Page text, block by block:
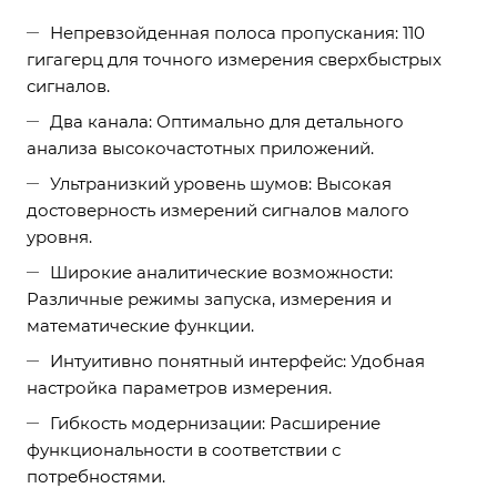
Непревзойденная полоса пропускания: 110
гигагерц для точного измерения сверхбыстрых
сигналов.
Два канала: Оптимально для детального
анализа высокочастотных приложений.
Ультранизкий уровень шумов: Высокая
достоверность измерений сигналов малого
уровня.
Широкие аналитические возможности:
Различные режимы запуска, измерения и
математические функции.
Интуитивно понятный интерфейс: Удобная
настройка параметров измерения.
Гибкость модернизации: Расширение
функциональности в соответствии с
потребностями.